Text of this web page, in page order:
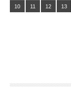
10 11 12 13